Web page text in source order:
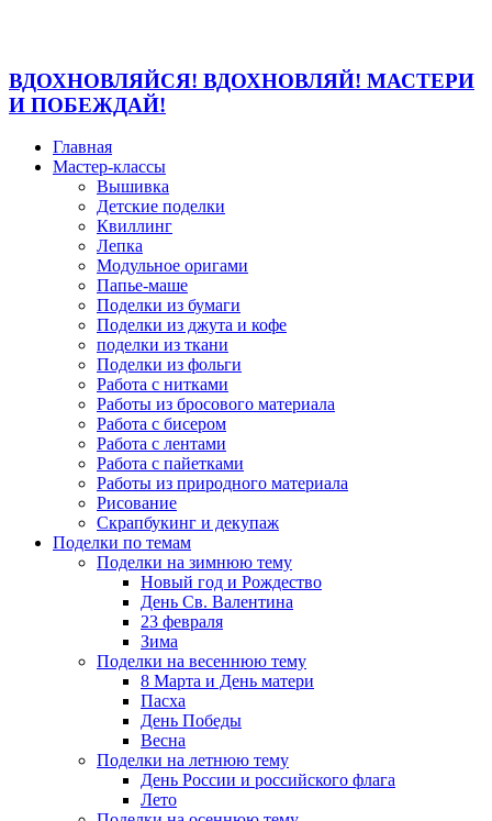
ВДОХНОВЛЯЙСЯ! ВДОХНОВЛЯЙ! МАСТЕРИ
И ПОБЕЖДАЙ!
Главная
Мастер-классы
Вышивка
Детские поделки
Квиллинг
Лепка
Модульное оригами
Папье-маше
Поделки из бумаги
Поделки из джута и кофе
поделки из ткани
Поделки из фольги
Работа с нитками
Работы из бросового материала
Работа с бисером
Работа с лентами
Работа с пайетками
Работы из природного материала
Рисование
Скрапбукинг и декупаж
Поделки по темам
Поделки на зимнюю тему
Новый год и Рождество
День Св. Валентина
23 февраля
Зима
Поделки на весеннюю тему
8 Марта и День матери
Пасха
День Победы
Весна
Поделки на летнюю тему
День России и российского флага
Лето